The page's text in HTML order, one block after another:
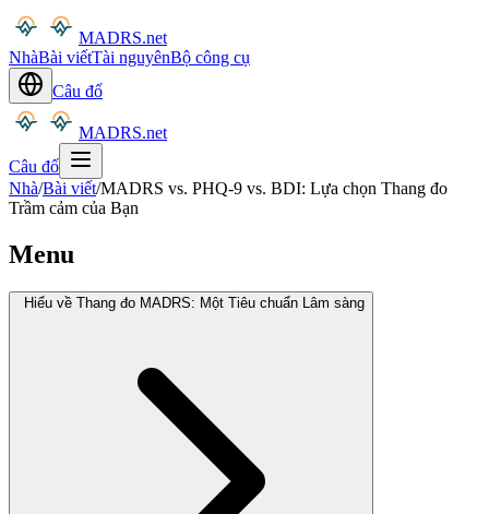
MADRS.net
NhàBài viếtTài nguyênBộ công cụ
Câu đố
MADRS.net
Câu đố
Nhà/Bài viết/MADRS vs. PHQ-9 vs. BDI: Lựa chọn Thang đo
Trầm cảm của Bạn
Menu
Hiểu về Thang đo MADRS: Một Tiêu chuẩn Lâm sàng